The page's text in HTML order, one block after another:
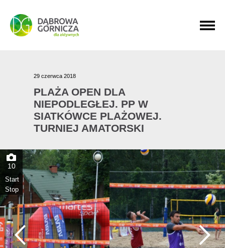
PRZEJDŹ DO MENU GŁÓWNEGO
PRZEJDŹ DO WYSZUKIWARKI
PRZEJDŹ DO TREŚCI
29 czerwca 2018
PLAŻA OPEN DLA
NIEPODLEGŁEJ. PP W
SIATKÓWCE PLAŻOWEJ.
TURNIEJ AMATORSKI
10
Start
Stop